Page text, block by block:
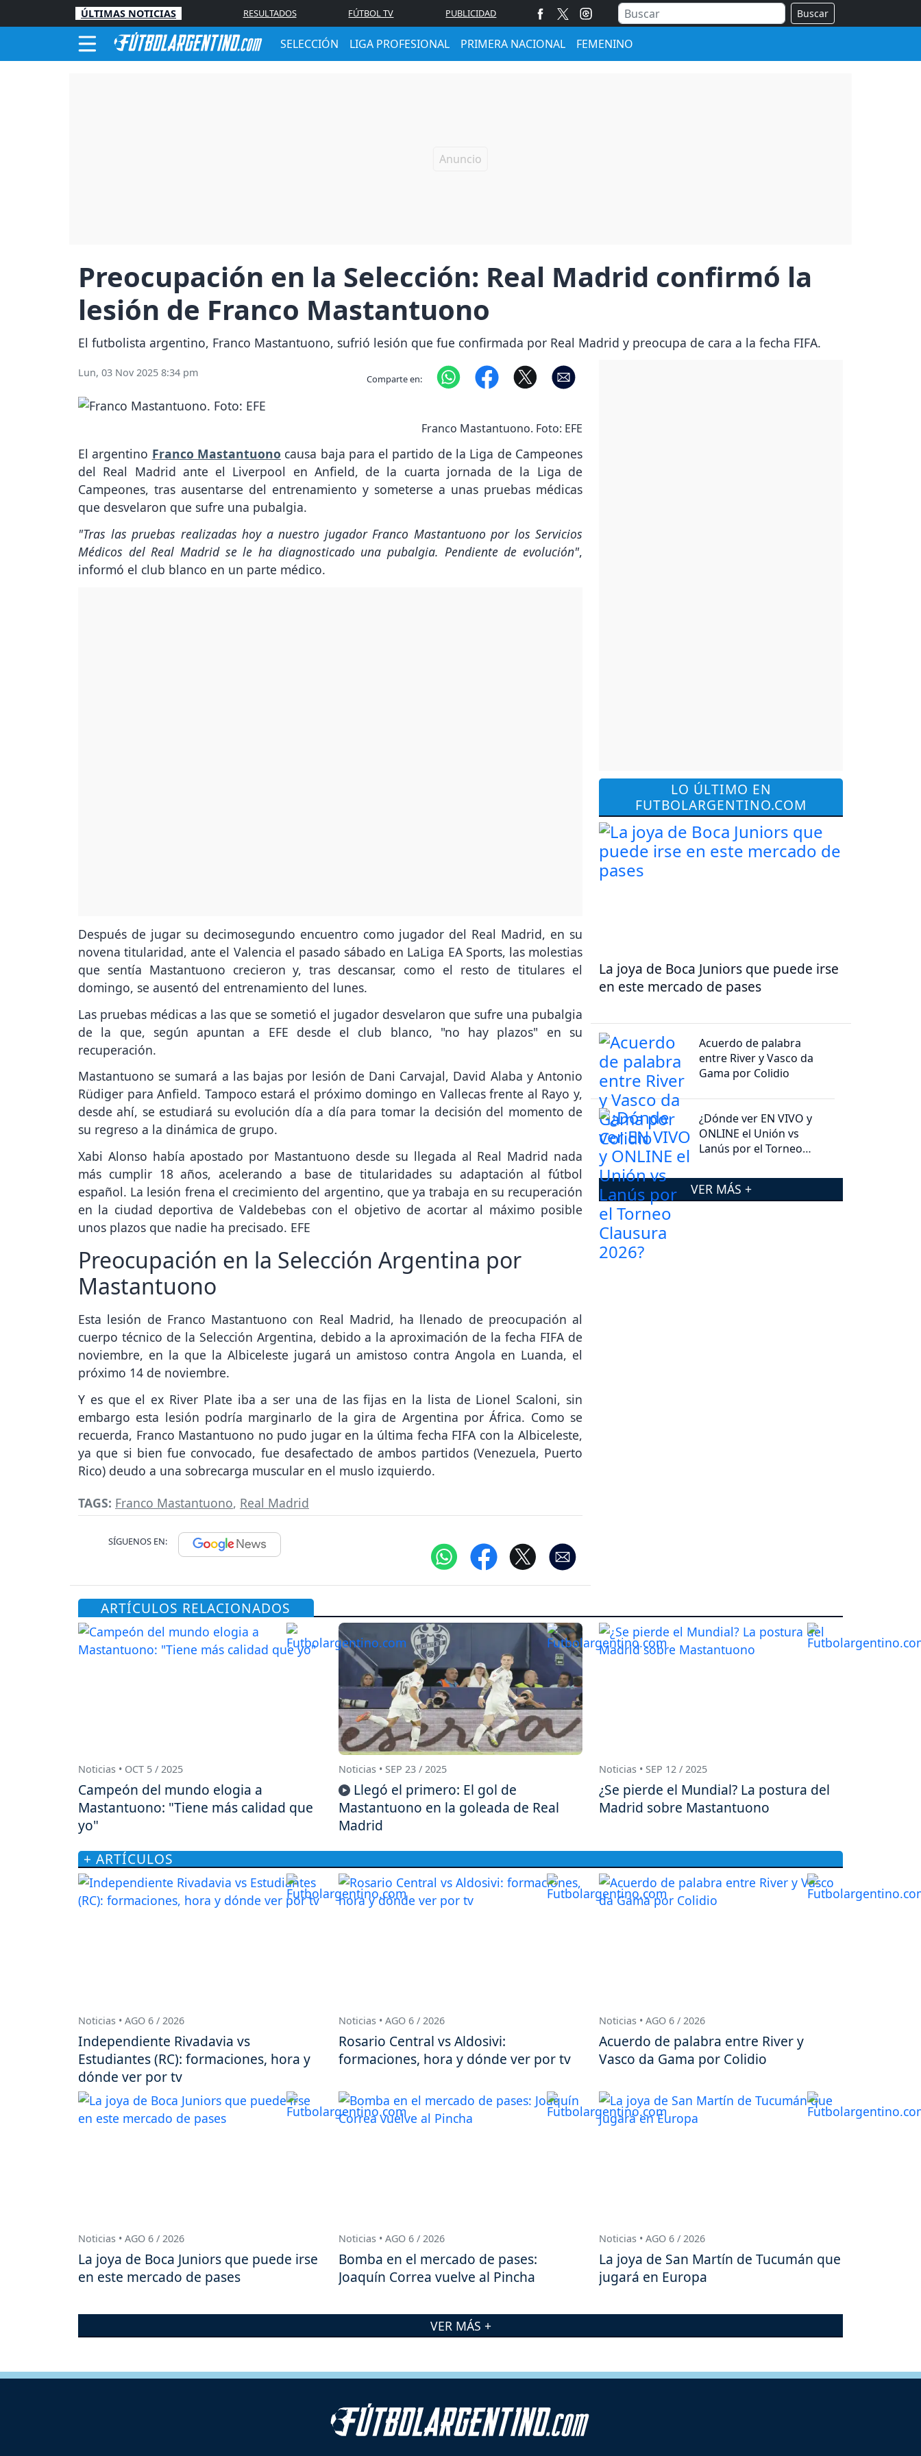
ÚLTIMAS NOTICIAS RESULTADOS FÚTBOL TV PUBLICIDAD Buscar
SELECCIÓN LIGA PROFESIONAL PRIMERA NACIONAL FEMENINO
Preocupación en la Selección: Real Madrid confirmó la
lesión de Franco Mastantuono
El futbolista argentino, Franco Mastantuono, sufrió lesión que fue confirmada por Real Madrid y preocupa de cara a la fecha FIFA.
Lun, 03 Nov 2025 8:34 pm Comparte en:
Franco Mastantuono. Foto: EFE
El argentino Franco Mastantuono causa baja para el partido de la Liga de Campeones
del Real Madrid ante el Liverpool en Anfield, de la cuarta jornada de la Liga de
Campeones, tras ausentarse del entrenamiento y someterse a unas pruebas médicas
que desvelaron que sufre una pubalgia.
"Tras las pruebas realizadas hoy a nuestro jugador Franco Mastantuono por los Servicios
Médicos del Real Madrid se le ha diagnosticado una pubalgia. Pendiente de evolución",
informó el club blanco en un parte médico.
Después de jugar su decimosegundo encuentro como jugador del Real Madrid, en su
novena titularidad, ante el Valencia el pasado sábado en LaLiga EA Sports, las molestias
que sentía Mastantuono crecieron y, tras descansar, como el resto de titulares el
domingo, se ausentó del entrenamiento del lunes.
Las pruebas médicas a las que se sometió el jugador desvelaron que sufre una pubalgia
de la que, según apuntan a EFE desde el club blanco, "no hay plazos" en su
recuperación.
Mastantuono se sumará a las bajas por lesión de Dani Carvajal, David Alaba y Antonio
Rüdiger para Anfield. Tampoco estará el próximo domingo en Vallecas frente al Rayo y,
desde ahí, se estudiará su evolución día a día para tomar la decisión del momento de
su regreso a la dinámica de grupo.
Xabi Alonso había apostado por Mastantuono desde su llegada al Real Madrid nada
más cumplir 18 años, acelerando a base de titularidades su adaptación al fútbol
español. La lesión frena el crecimiento del argentino, que ya trabaja en su recuperación
en la ciudad deportiva de Valdebebas con el objetivo de acortar al máximo posible
unos plazos que nadie ha precisado. EFE
Preocupación en la Selección Argentina por
Mastantuono
Esta lesión de Franco Mastantuono con Real Madrid, ha llenado de preocupación al
cuerpo técnico de la Selección Argentina, debido a la aproximación de la fecha FIFA de
noviembre, en la que la Albiceleste jugará un amistoso contra Angola en Luanda, el
próximo 14 de noviembre.
Y es que el ex River Plate iba a ser una de las fijas en la lista de Lionel Scaloni, sin
embargo esta lesión podría marginarlo de la gira de Argentina por África. Como se
recuerda, Franco Mastantuono no pudo jugar en la última fecha FIFA con la Albiceleste,
ya que si bien fue convocado, fue desafectado de ambos partidos (Venezuela, Puerto
Rico) deudo a una sobrecarga muscular en el muslo izquierdo.
TAGS: Franco Mastantuono, Real Madrid
SÍGUENOS EN:
LO ÚLTIMO EN
FUTBOLARGENTINO.COM
La joya de Boca Juniors que puede irse
en este mercado de pases
Acuerdo de palabra
entre River y Vasco da
Gama por Colidio
¿Dónde ver EN VIVO y
ONLINE el Unión vs
Lanús por el Torneo
VER MÁS +
ARTÍCULOS RELACIONADOS
Noticias • OCT 5 / 2025
Campeón del mundo elogia a
Mastantuono: "Tiene más calidad que
yo"
Noticias • SEP 23 / 2025
Llegó el primero: El gol de
Mastantuono en la goleada de Real
Madrid
Noticias • SEP 12 / 2025
¿Se pierde el Mundial? La postura del
Madrid sobre Mastantuono
+ ARTÍCULOS
Noticias • AGO 6 / 2026
Independiente Rivadavia vs
Estudiantes (RC): formaciones, hora y
dónde ver por tv
Noticias • AGO 6 / 2026
Rosario Central vs Aldosivi:
formaciones, hora y dónde ver por tv
Noticias • AGO 6 / 2026
Acuerdo de palabra entre River y
Vasco da Gama por Colidio
Noticias • AGO 6 / 2026
La joya de Boca Juniors que puede irse
en este mercado de pases
Noticias • AGO 6 / 2026
Bomba en el mercado de pases:
Joaquín Correa vuelve al Pincha
Noticias • AGO 6 / 2026
La joya de San Martín de Tucumán que
jugará en Europa
VER MÁS +